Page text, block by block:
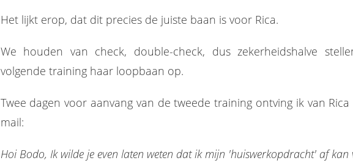
Het lijkt erop, dat dit precies de juiste baan is voor Rica.
We houden van check, double-check, dus zekerheidshalve
volgende training haar loopbaan op.
Twee dagen voor aanvang van de tweede training ontving ik van
mail:
Hoi Bodo, Ik wilde je even laten weten dat ik mijn 'huiswerkopdracht' af kan